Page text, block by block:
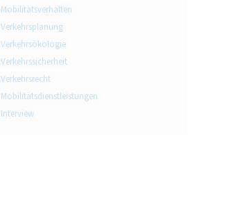
Mobilitätsverhalten
Verkehrsplanung
Verkehrsökologie
Verkehrssicherheit
Verkehrsrecht
Mobilitätsdienstleistungen
Interview